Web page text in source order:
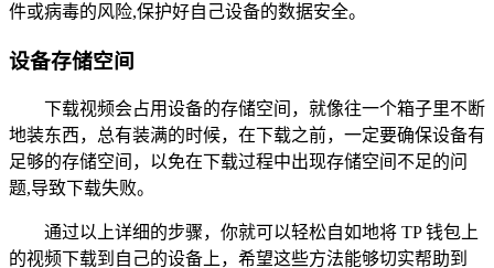
件或病毒的风险,保护好自己设备的数据安全。
设备存储空间
下载视频会占用设备的存储空间，就像往一个箱子里不断
地装东西，总有装满的时候，在下载之前，一定要确保设备有
足够的存储空间，以免在下载过程中出现存储空间不足的问
题,导致下载失败。
通过以上详细的步骤，你就可以轻松自如地将 TP 钱包上
的视频下载到自己的设备上，希望这些方法能够切实帮助到